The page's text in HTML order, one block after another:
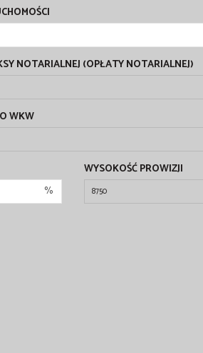
NOTARIALNEJ (OPŁATY NOTARIALNEJ)
WKW
%
WYSOKOŚĆ PROWIZJI